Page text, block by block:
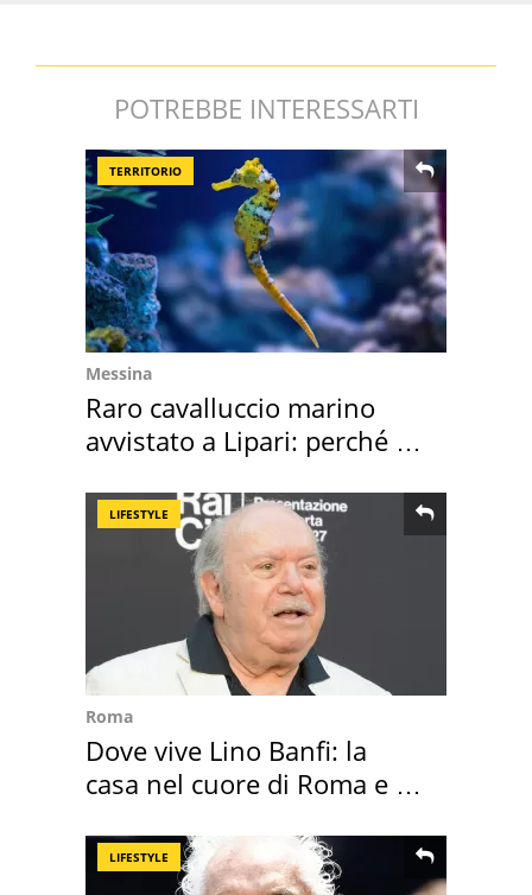
POTREBBE INTERESSARTI
TERRITORIO
Messina
Raro cavalluccio marino
avvistato a Lipari: perché è
LIFESTYLE
Roma
Dove vive Lino Banfi: la
casa nel cuore di Roma e i
LIFESTYLE